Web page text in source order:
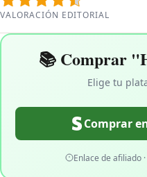
VALORACIÓN EDITORIAL
📚 Comprar
Elige tu
Comprar
Enlace de afiliado